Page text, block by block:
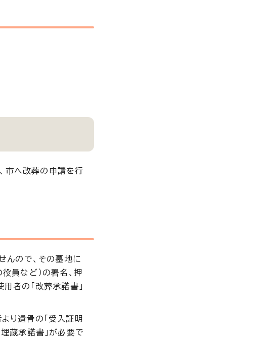
市へ改葬の申請を行
んので、その墓地に
員など）の署名、押
者の「改葬承諾書」
り遺骨の「受入証明
蔵承諾書」が必要で